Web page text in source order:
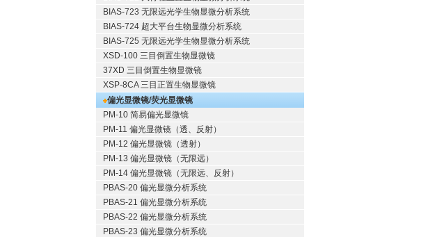
BIAS-723 无限远光学生物显微分析系统
BIAS-724 超大平台生物显微分析系统
BIAS-725 无限远光学生物显微分析系统
XSD-100 三目倒置生物显微镜
37XD 三目倒置生物显微镜
XSP-8CA 三目正置生物显微镜
偏光显微镜/荧光显微镜
PM-10 简易偏光显微镜
PM-11 偏光显微镜（透、反射）
PM-12 偏光显微镜（透射）
PM-13 偏光显微镜（无限远）
PM-14 偏光显微镜（无限远、反射）
PBAS-20 偏光显微分析系统
PBAS-21 偏光显微分析系统
PBAS-22 偏光显微分析系统
PBAS-23 偏光显微分析系统